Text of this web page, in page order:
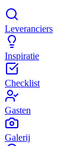
Leveranciers
Inspiratie
Checklist
Gasten
Galerij